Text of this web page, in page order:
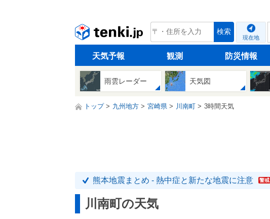
tenki.jp 検索
現在地
天気予報 観測 防災情報
雨雲レーダー 天気図
トップ 九州地方 宮崎県 川南町 3時間天気
熊本地震まとめ - 熱中症と新たな地震に注意 警戒
川南町の天気